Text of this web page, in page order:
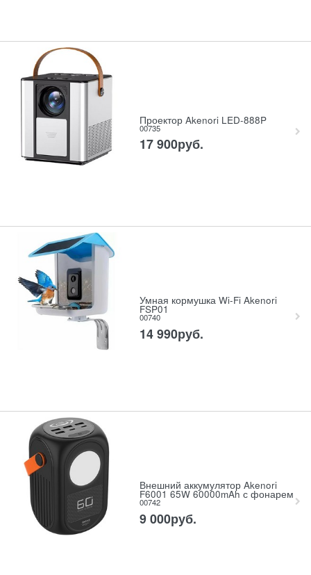
Проектор Akenori LED-888P
00735
17 900руб.
Умная кормушка Wi-Fi Akenori
FSP01
00740
14 990руб.
Внешний аккумулятор Akenori
F6001 65W 60000mAh с фонарем
00742
9 000руб.